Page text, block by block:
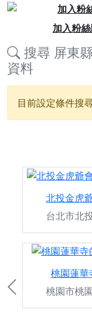
加入粉
Previous
搜尋 屏東
資料
目前設定條件搜
北投金虎
台北市北
桃園蓮華
桃園市桃
Previous